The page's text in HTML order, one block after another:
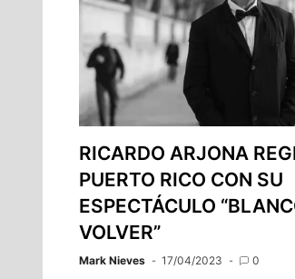
RICARDO ARJONA
PUERTO RICO CON SU
ESPECTÁCULO
VOLVER”
Mark Nieves 17/04/2023 0